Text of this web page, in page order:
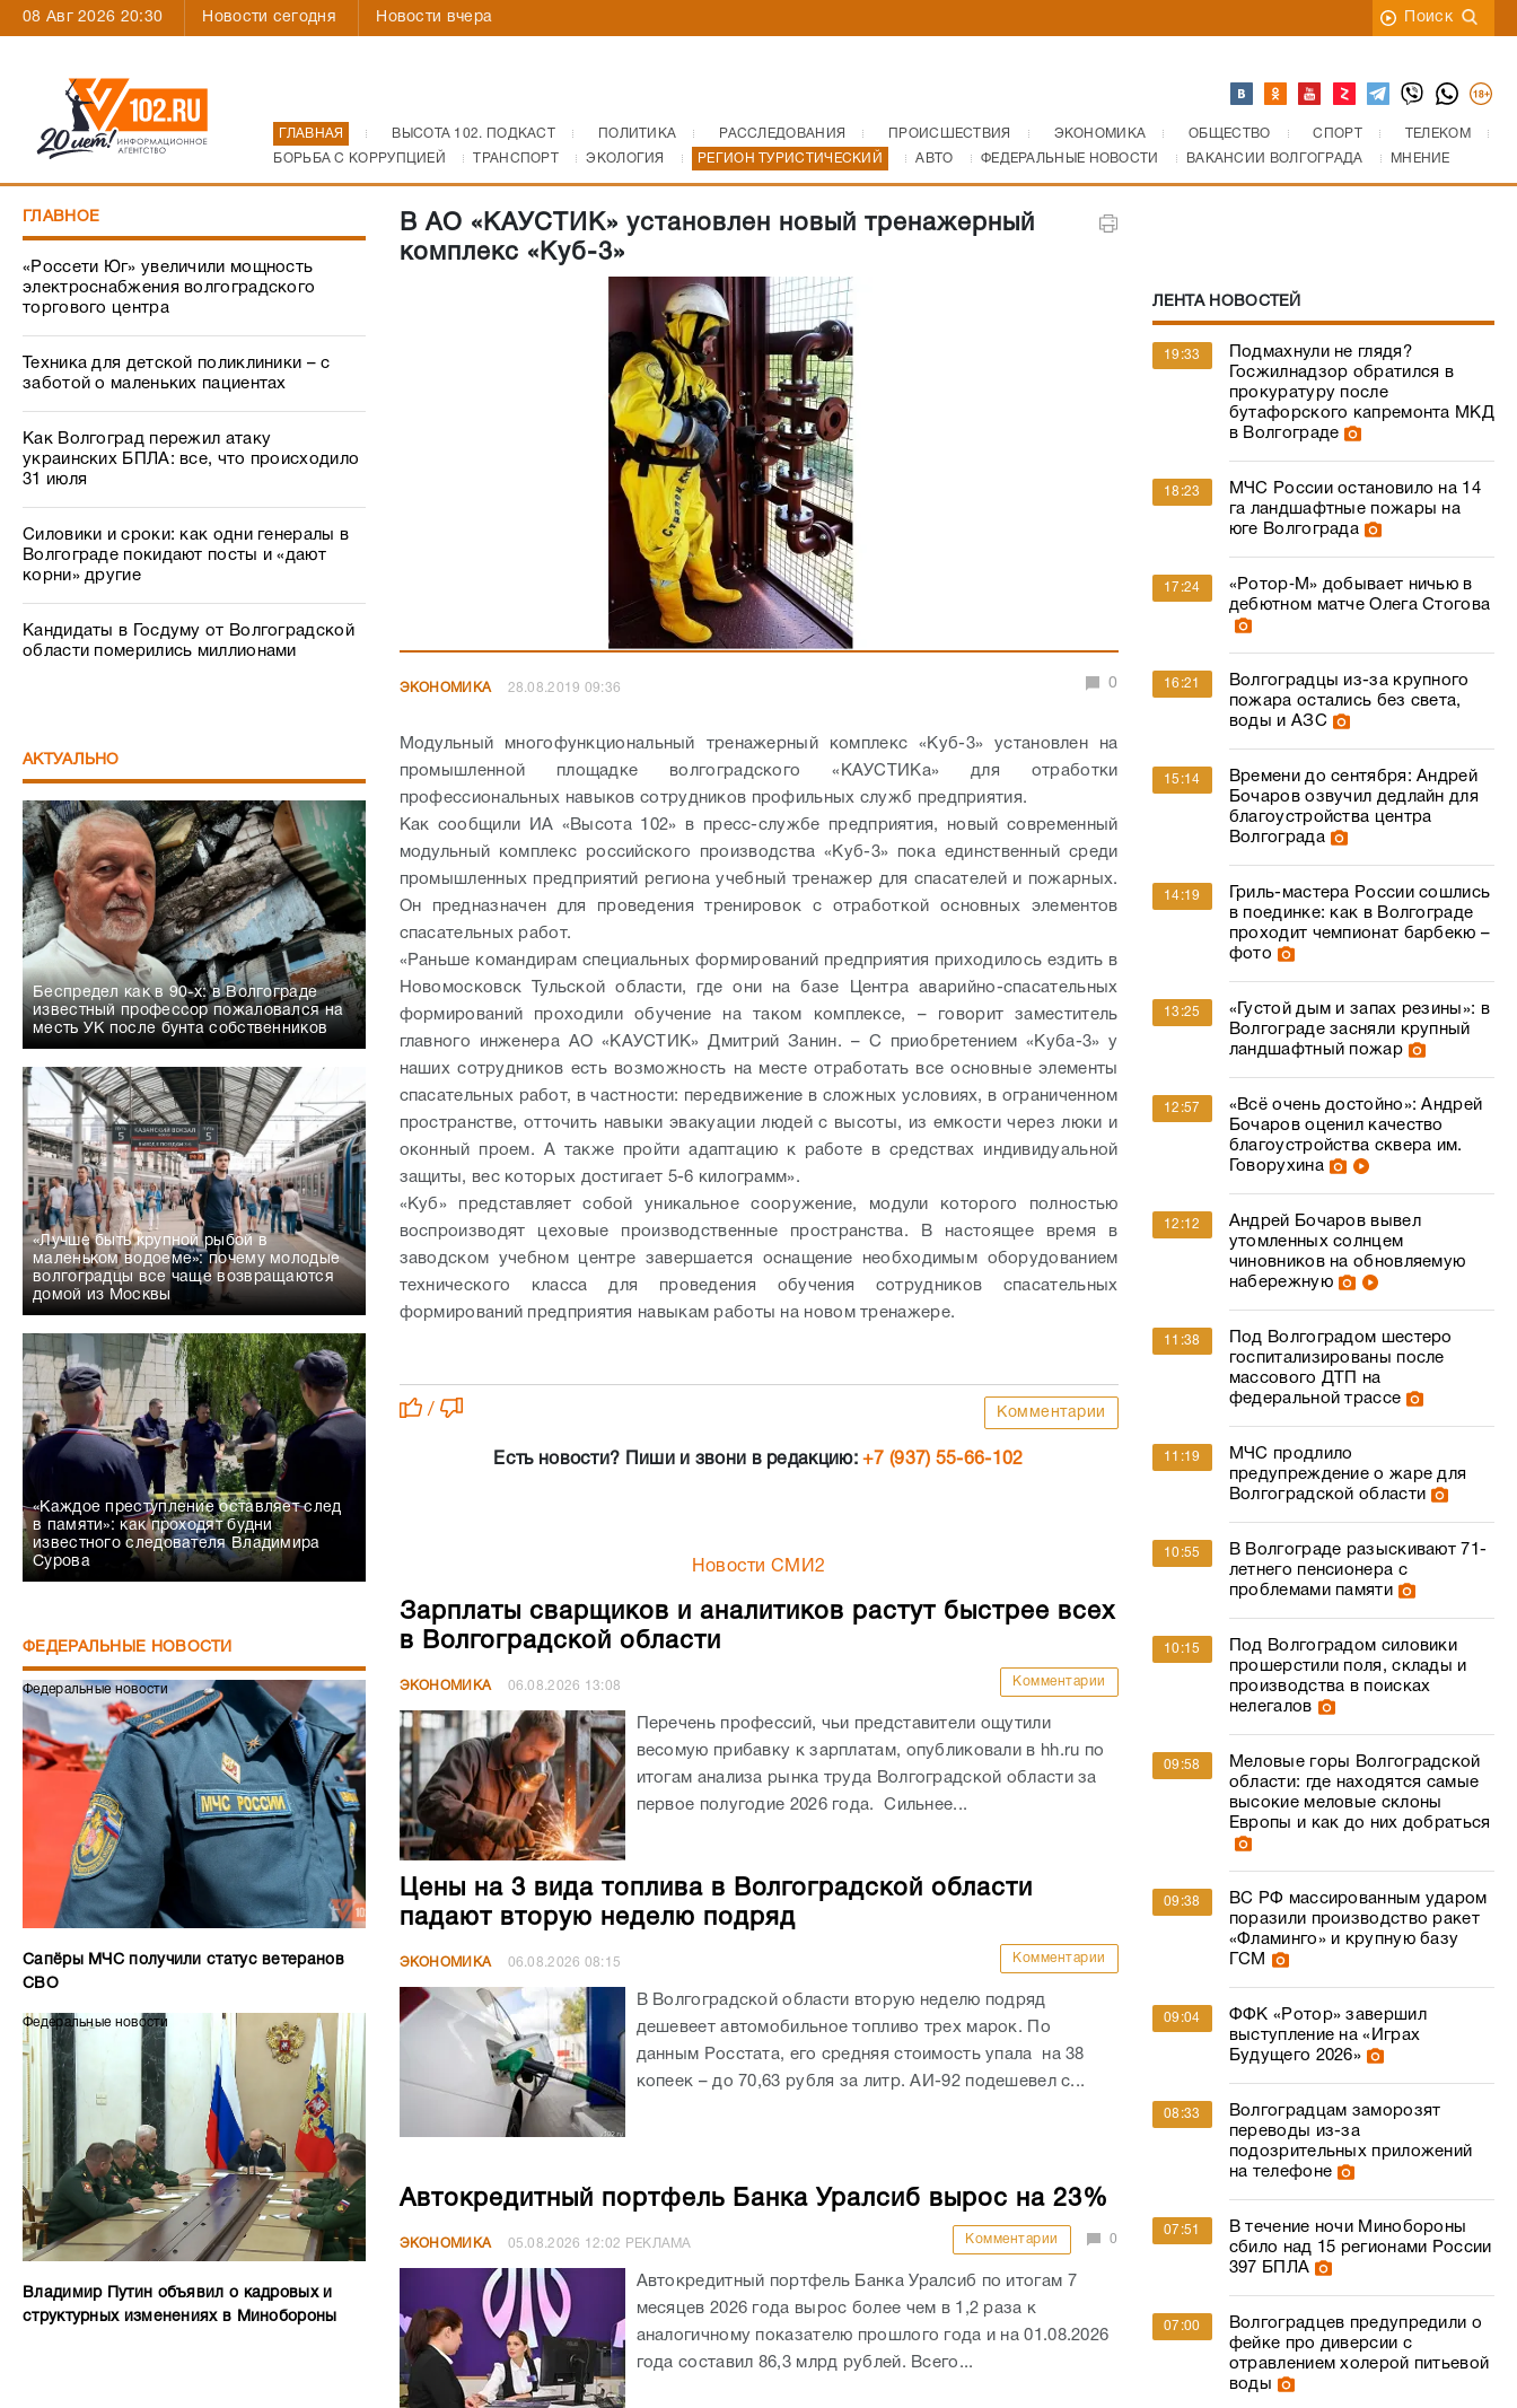
08 Авг 2026 20:30 Новости сегодня Новости вчера Поиск
ГЛАВНАЯ ВЫСОТА 102. ПОДКАСТ ПОЛИТИКА РАССЛЕДОВАНИЯ ПРОИСШЕСТВИЯ ЭКОНОМИКА ОБЩЕСТВО СПОРТ
ТЕЛЕКОМ
БОРЬБА С КОРРУПЦИЕЙ
ТРАНСПОРТ ЭКОЛОГИЯ РЕГИОН ТУРИСТИЧЕСКИЙ АВТО ФЕДЕРАЛЬНЫЕ НОВОСТИ ВАКАНСИИ ВОЛГОГРАДА МНЕНИЕ
ГЛАВНОЕ
«Россети Юг» увеличили мощность
электроснабжения волгоградского
торгового центра
Техника для детской поликлиники – с
заботой о маленьких пациентах
Как Волгоград пережил атаку
украинских БПЛА: все, что происходило
31 июля
Силовики и сроки: как одни генералы в
Волгограде покидают посты и «дают
корни» другие
Кандидаты в Госдуму от Волгоградской
области померились миллионами
АКТУАЛЬНО
Беспредел как в 90-х: в Волгограде
известный профессор пожаловался на
месть УК после бунта собственников
«Лучше быть крупной рыбой в
маленьком водоеме»: почему молодые
волгоградцы все чаще возвращаются
домой из Москвы
«Каждое преступление оставляет след
в памяти»: как проходят будни
известного следователя Владимира
Сурова
ФЕДЕРАЛЬНЫЕ НОВОСТИ
Федеральные новости
Сапёры МЧС получили статус ветеранов
СВО
Федеральные новости
Владимир Путин объявил о кадровых и
структурных изменениях в Минобороны
В АО «КАУСТИК» установлен новый тренажерный
комплекс «Куб-3»
ЭКОНОМИКА 28.08.2019 09:36 0
Модульный многофункциональный тренажерный комплекс «Куб-3» установлен на
промышленной площадке волгоградского «КАУСТИКа» для отработки
профессиональных навыков сотрудников профильных служб предприятия.
Как сообщили ИА «Высота 102» в пресс-службе предприятия, новый современный
модульный комплекс российского производства «Куб-3» пока единственный среди
промышленных предприятий региона учебный тренажер для спасателей и пожарных.
Он предназначен для проведения тренировок с отработкой основных элементов
спасательных работ.
«Раньше командирам специальных формирований предприятия приходилось ездить в
Новомосковск Тульской области, где они на базе Центра аварийно-спасательных
формирований проходили обучение на таком комплексе, – говорит заместитель
главного инженера АО «КАУСТИК» Дмитрий Занин. – С приобретением «Куба-3» у
наших сотрудников есть возможность на месте отработать все основные элементы
спасательных работ, в частности: передвижение в сложных условиях, в ограниченном
пространстве, отточить навыки эвакуации людей с высоты, из емкости через люки и
оконный проем. А также пройти адаптацию к работе в средствах индивидуальной
защиты, вес которых достигает 5-6 килограмм».
«Куб» представляет собой уникальное сооружение, модули которого полностью
воспроизводят цеховые производственные пространства. В настоящее время в
заводском учебном центре завершается оснащение необходимым оборудованием
технического класса для проведения обучения сотрудников спасательных
формирований предприятия навыкам работы на новом тренажере.
/ Комментарии
Есть новости? Пиши и звони в редакцию:+7 (937) 55-66-102
Новости СМИ2
Зарплаты сварщиков и аналитиков растут быстрее всех
в Волгоградской области
ЭКОНОМИКА 06.08.2026 13:08 Комментарии
Перечень профессий, чьи представители ощутили
весомую прибавку к зарплатам, опубликовали в hh.ru по
итогам анализа рынка труда Волгоградской области за
первое полугодие 2026 года. Сильнее...
Цены на 3 вида топлива в Волгоградской области
падают вторую неделю подряд
ЭКОНОМИКА 06.08.2026 08:15 Комментарии
В Волгоградской области вторую неделю подряд
дешевеет автомобильное топливо трех марок. По
данным Росстата, его средняя стоимость упала на 38
копеек – до 70,63 рубля за литр. АИ-92 подешевел с...
Автокредитный портфель Банка Уралсиб вырос на 23%
ЭКОНОМИКА 05.08.2026 12:02 РЕКЛАМА Комментарии 0
Автокредитный портфель Банка Уралсиб по итогам 7
месяцев 2026 года вырос более чем в 1,2 раза к
аналогичному показателю прошлого года и на 01.08.2026
года составил 86,3 млрд рублей. Всего...
ЛЕНТА НОВОСТЕЙ
19:33
Подмахнули не глядя?
Госжилнадзор обратился в
прокуратуру после
бутафорского капремонта МКД
в Волгограде
18:23
МЧС России остановило на 14
га ландшафтные пожары на
юге Волгограда
17:24
«Ротор‑М» добывает ничью в
дебютном матче Олега Стогова
16:21
Волгоградцы из-за крупного
пожара остались без света,
воды и АЗС
15:14
Времени до сентября: Андрей
Бочаров озвучил дедлайн для
благоустройства центра
Волгограда
14:19
Гриль-мастера России сошлись
в поединке: как в Волгограде
проходит чемпионат барбекю –
фото
13:25
«Густой дым и запах резины»: в
Волгограде засняли крупный
ландшафтный пожар
12:57
«Всё очень достойно»: Андрей
Бочаров оценил качество
благоустройства сквера им.
Говорухина
12:12
Андрей Бочаров вывел
утомленных солнцем
чиновников на обновляемую
набережную
11:38
Под Волгоградом шестеро
госпитализированы после
массового ДТП на
федеральной трассе
11:19
МЧС продлило
предупреждение о жаре для
Волгоградской области
10:55
В Волгограде разыскивают 71-
летнего пенсионера с
проблемами памяти
10:15
Под Волгоградом силовики
прошерстили поля, склады и
производства в поисках
нелегалов
09:58
Меловые горы Волгоградской
области: где находятся самые
высокие меловые склоны
Европы и как до них добраться
09:38
ВС РФ массированным ударом
поразили производство ракет
«Фламинго» и крупную базу
ГСМ
09:04
ФФК «Ротор» завершил
выступление на «Играх
Будущего 2026»
08:33
Волгоградцам заморозят
переводы из-за
подозрительных приложений
на телефоне
07:51
В течение ночи Минобороны
сбило над 15 регионами России
397 БПЛА
07:00
Волгоградцев предупредили о
фейке про диверсии с
отравлением холерой питьевой
воды